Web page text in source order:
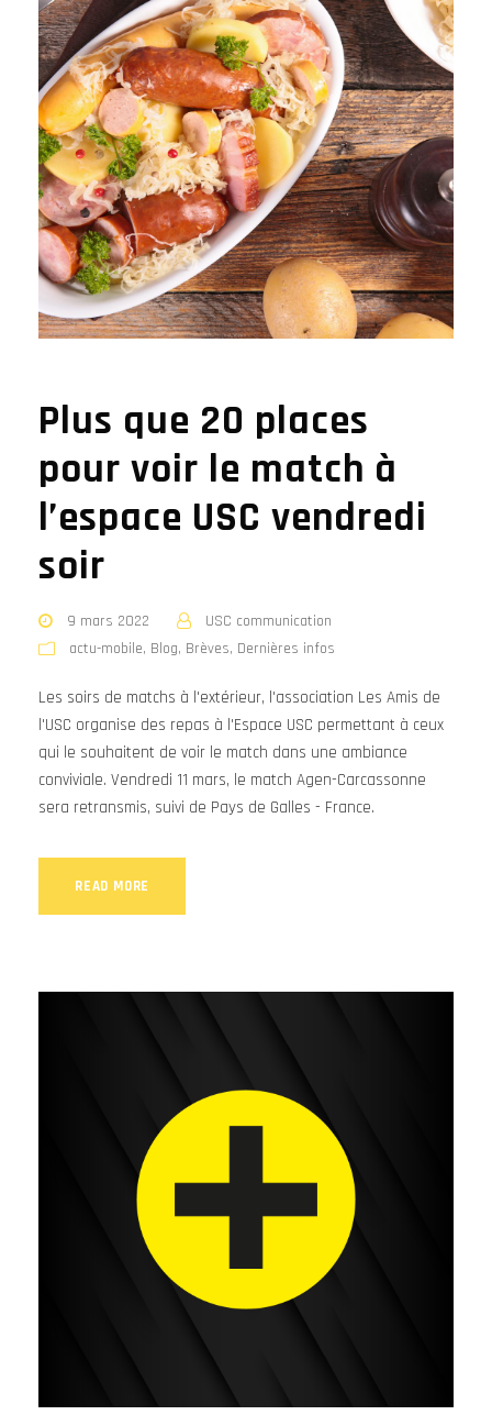
Plus que 20 places
pour voir le match à
l’espace USC vendredi
soir
9 mars 2022
USC communication
actu-mobile, Blog, Brèves, Dernières infos
Les soirs de matchs à l'extérieur, l'association Les Amis de
l'USC organise des repas à l'Espace USC permettant à ceux
qui le souhaitent de voir le match dans une ambiance
conviviale. Vendredi 11 mars, le match Agen-Carcassonne
sera retransmis, suivi de Pays de Galles - France.
READ MORE